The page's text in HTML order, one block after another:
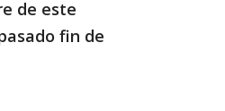
de este
fin de